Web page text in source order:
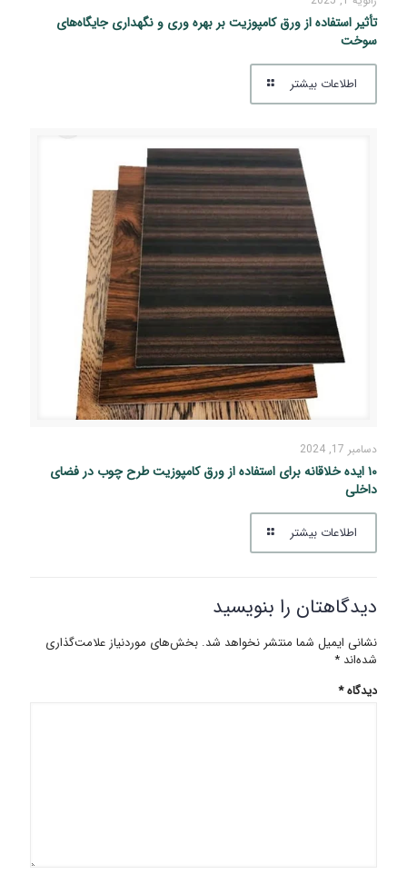
تأثیر استفاده از ورق کامپوزیت بر بهره‌ وری و نگهداری جایگاه‌های
سوخت
اطلاعات بیشتر
دسامبر 17, 2024
۱۰ ایده خلاقانه برای استفاده از ورق کامپوزیت طرح چوب در فضای
داخلی
اطلاعات بیشتر
دیدگاهتان را بنویسید
نشانی ایمیل شما منتشر نخواهد شد. بخش‌های موردنیاز علامت‌گذاری
شده‌اند *
دیدگاه*